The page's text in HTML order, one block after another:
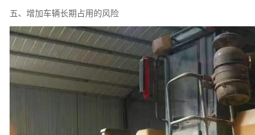
五、增加车辆长期占用的风险